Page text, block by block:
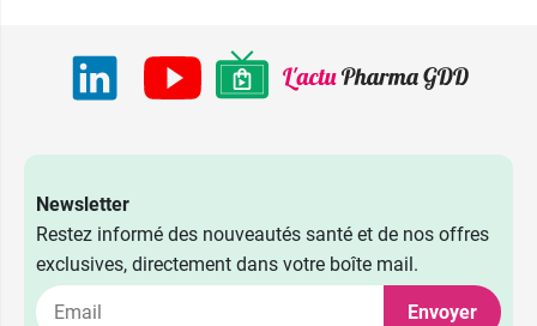
Newsletter
Restez informé des nouveautés santé et de nos offres
exclusives, directement dans votre boîte mail.
Envoyer